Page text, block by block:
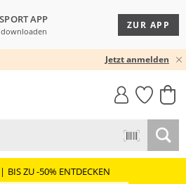
APP
downloaden
ZUR APP
RÜCKGABERECHT Jetzt anmelden
MUST-HAVE
| BIS ZU -50% ENTDECKEN